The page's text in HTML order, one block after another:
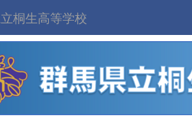
桐生高等学校